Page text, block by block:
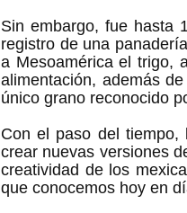
Sin embargo, fue hasta
registro de una
a Mesoamérica el trigo,
alimentación, además
único grano reconocido
Con el paso del tiempo,
crear nuevas versiones
creatividad de los
que conocemos hoy en